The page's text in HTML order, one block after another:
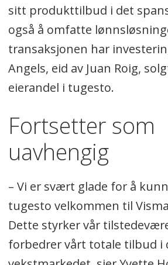
sitt produkttilbud i det
også å omfatte
transaksjonen har
Angels, eid av Juan Roig,
eierandel i tugesto.
Fortsetter som
uavhengig
– Vi er svært glade for å
tugesto velkommen til
Dette styrker vår
forbedrer vårt totale tilbud i